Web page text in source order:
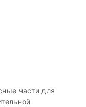
части для